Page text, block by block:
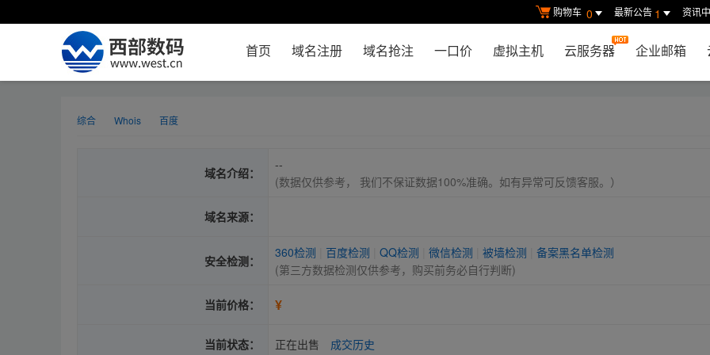
购物车 0 最新公告 1 资讯
首页 域名注册 域名抢注 一口价 虚拟主机 云服务器 企业邮箱
综合 Whois 百度
域名介绍：
--
(数据仅供参考， 我们不保证数据100%准确。如有异常可反馈客服。）
域名来源：
安全检测：
360检测 百度检测 QQ检测 微信检测 被墙检测
备案黑名单检测
(第三方数据检测仅供参考，购买前务必自行判断)
当前价格： ¥
当前状态： 正在出售 成交历史